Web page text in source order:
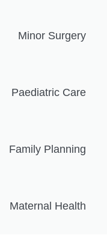
Minor Surgery
Paediatric Care
Family Planning
Maternal Health